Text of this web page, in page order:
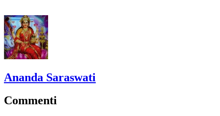
Ananda Saraswati
Commenti